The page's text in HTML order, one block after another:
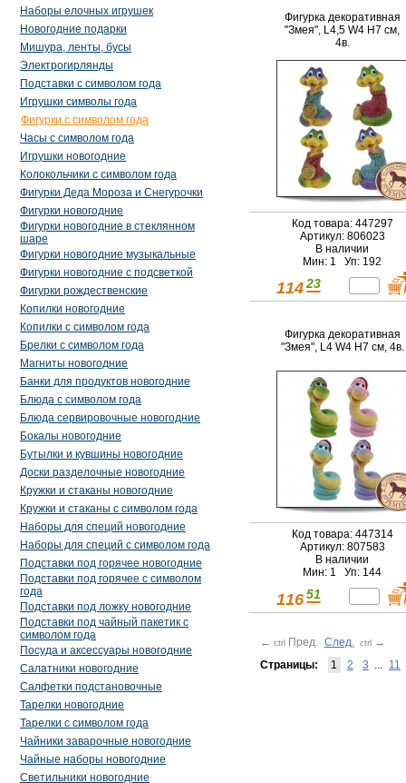
Наборы елочных игрушек
Новогодние подарки
Мишура, ленты, бусы
Электрогирлянды
Подставки с символом года
Игрушки символы года
Фигурки с символом года
Часы с символом года
Игрушки новогодние
Колокольчики с символом года
Фигурки Деда Мороза и Снегурочки
Фигурки новогодние
Фигурки новогодние в стеклянном
шаре
Фигурки новогодние музыкальные
Фигурки новогодние с подсветкой
Фигурки рождественские
Копилки новогодние
Копилки с символом года
Брелки с символом года
Магниты новогодние
Банки для продуктов новогодние
Блюда с символом года
Блюда сервировочные новогодние
Бокалы новогодние
Бутылки и кувшины новогодние
Доски разделочные новогодние
Кружки и стаканы новогодние
Кружки и стаканы с символом года
Наборы для специй новогодние
Наборы для специй с символом года
Подставки под горячее новогодние
Подставки под горячее с символом
года
Подставки под ложку новогодние
Подставки под чайный пакетик с
символом года
Посуда и аксессуары новогодние
Салатники новогодние
Салфетки подстановочные
Тарелки новогодние
Тарелки с символом года
Чайники заварочные новогодние
Чайные наборы новогодние
Светильники новогодние
Фигурка декоративная
"Змея", L4,5 W4 H7 см,
4в.
Код товара: 447297
Артикул: 806023
В наличии
Мин: 1 Уп: 192
114 23
Фигурка декоративная
"Змея", L4 W4 H7 см, 4в.
Код товара: 447314
Артикул: 807583
В наличии
Мин: 1 Уп: 144
116 51
← ctrl Пред. След. ctrl →
Страницы:
1 2 3 ... 11